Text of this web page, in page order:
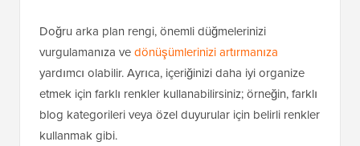
Doğru arka plan rengi, önemli düğmelerinizi
vurgulamanıza vedönüşümlerinizi artırmanıza
yardımcı olabilir. Ayrıca, içeriğinizi daha iyi organize
etmek için farklı renkler kullanabilirsiniz; örneğin, farklı
blog kategorileri veya özel duyurular için belirli renkler
kullanmak gibi.